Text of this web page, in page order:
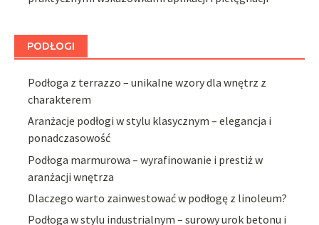
PODŁOGI
Podłoga z terrazzo – unikalne wzory dla wnętrz z
charakterem
Aranżacje podłogi w stylu klasycznym – elegancja i
ponadczasowość
Podłoga marmurowa – wyrafinowanie i prestiż w
aranżacji wnętrza
Dlaczego warto zainwestować w podłogę z linoleum?
Podłoga w stylu industrialnym – surowy urok betonu i